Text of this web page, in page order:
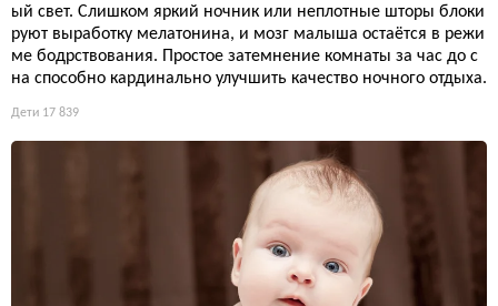
ый свет. Слишком яркий ночник или неплотные шторы блоки
руют выработку мелатонина, и мозг малыша остаётся в режи
ме бодрствования. Простое затемнение комнаты за час до с
на способно кардинально улучшить качество ночного отдыха.
Дети 17 839